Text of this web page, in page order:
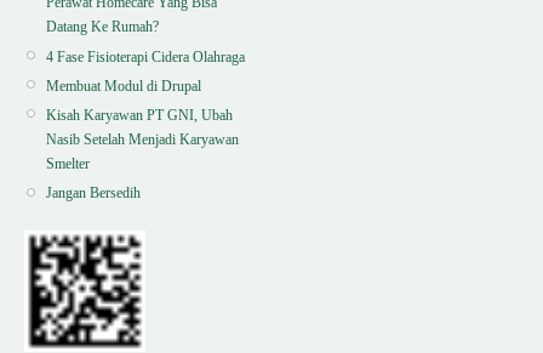
Datang Ke Rumah?
4 Fase Fisioterapi Cidera Olahraga
Membuat Modul di Drupal
Kisah Karyawan PT GNI, Ubah
Nasib Setelah Menjadi Karyawan
Smelter
Jangan Bersedih